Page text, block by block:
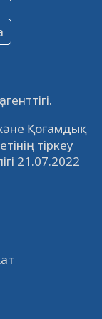
проведет
22
Қоғамдық
тіркеу
21.07.2022